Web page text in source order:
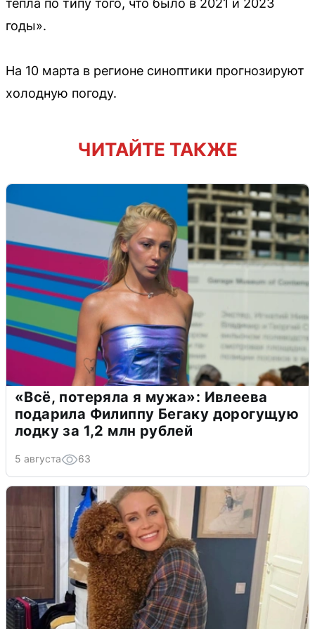
тепла по типу того, что было в 2021 и 2023
годы».
На 10 марта в регионе синоптики прогнозируют
холодную погоду.
ЧИТАЙТЕ ТАКЖЕ
«Всё, потеряла я мужа»: Ивлеева
подарила Филиппу Бегаку дорогущую
лодку за 1,2 млн рублей
5 августа 63